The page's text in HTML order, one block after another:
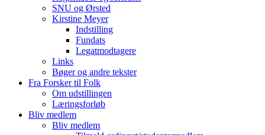
SNU og Ørsted
Kirstine Meyer
Indstilling
Fundats
Legatmodtagere
Links
Bøger og andre tekster
Fra Forsker til Folk
Om udstillingen
Læringsforløb
Bliv medlem
Bliv medlem